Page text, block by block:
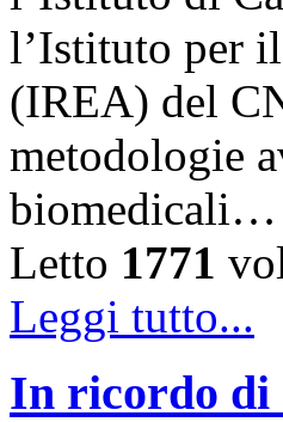
l’Istituto per
(IREA) del
metodologie
biomedicali…
Letto 1771
Leggi tutto...
In ricordo di